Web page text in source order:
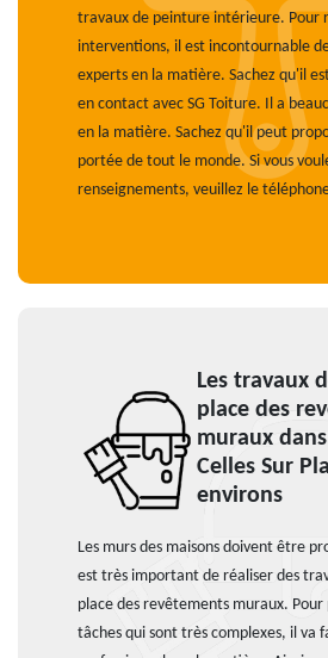
travaux de peinture intérieure. Pour
interventions, il est incontournable
experts en la matière. Sachez qu'il
en contact avec SG Toiture. Il a
en la matière. Sachez qu'il peut
portée de tout le monde. Si vous
renseignements, veuillez le
Les travaux
place des
muraux
Celles Sur
environs
Les murs des maisons doivent être
est très important de réaliser des
place des revêtements muraux. Pour
tâches qui sont très complexes, il va